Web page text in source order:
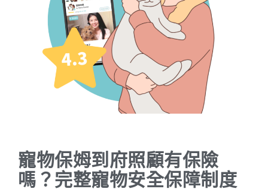
寵物保姆到府照顧有保險
嗎？完整寵物安全保障制度